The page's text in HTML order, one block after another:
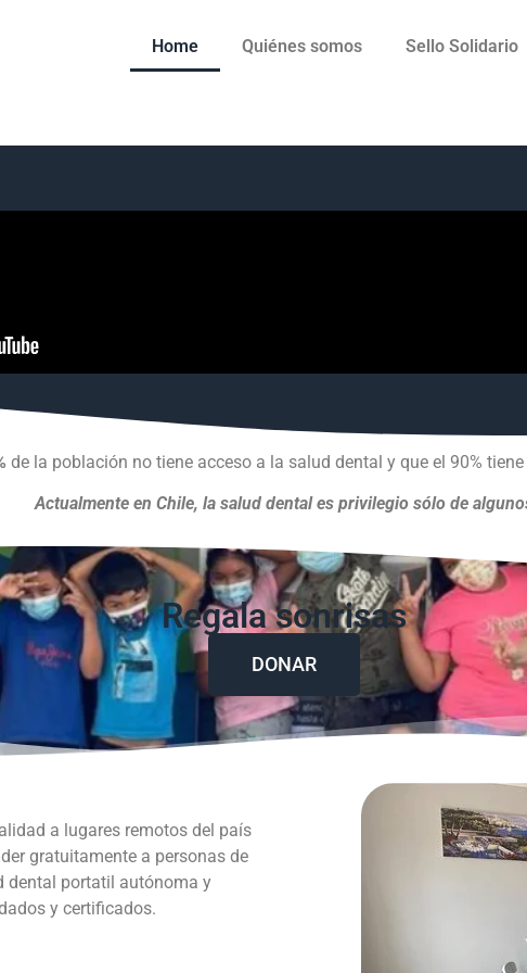
Home Quiénes somos Sello Solidario
de la población no tiene acceso a la salud dental y que el 90%
Actualmente en Chile, la salud dental es privilegio sólo de
Regala sonrisas
DONAR
a lugares remotos del país
gratuitamente a personas de
dental portatil autónoma y
y certificados.